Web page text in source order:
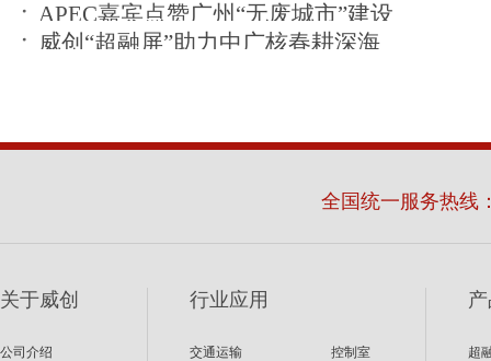
运
APEC嘉宾点赞广州“无废城市”建设
威创“超融屏”助力中广核春耕深海
全国统一服务热线
关于威创
公司介绍
行业应用
交通运输
控制室
超